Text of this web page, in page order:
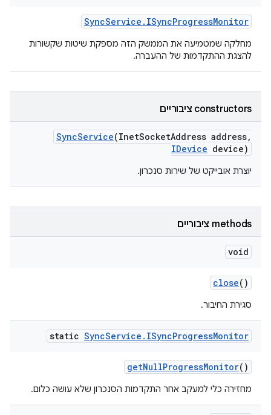
SyncService . ISyncProgressMonitor
מחלקה שמטמיעה את הממשק הזה מספקת שיטות שקשורות
להצגת ההתקדמות של ההעברה.
‫constructors ציבוריים
SyncService(InetSocketAddress address,
IDevice device)
יוצרת אובייקט של שירות סנכרון.
‫methods ציבוריים
void
close()
סגירת החיבור.
static SyncService . ISyncProgressMonitor
getNullProgressMonitor()
מחזירה כלי למעקב אחר התקדמות הסנכרון שלא עושה כלום.